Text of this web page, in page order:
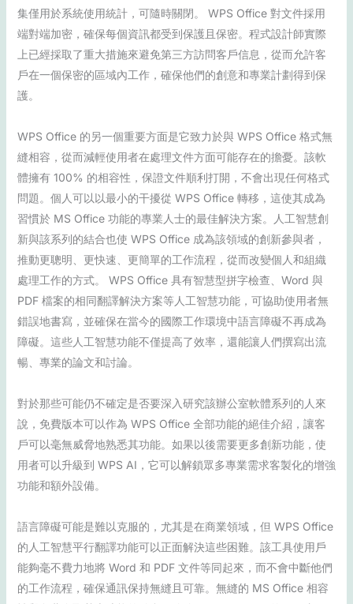
集僅用於系統使用統計，可隨時關閉。 WPS Office 對文件採用
端對端加密，確保每個資訊都受到保護且保密。程式設計師實際
上已經採取了重大措施來避免第三方訪問客戶信息，從而允許客
戶在一個保密的區域內工作，確保他們的創意和專業計劃得到保
護。
WPS Office 的另一個重要方面是它致力於與 WPS Office 格式無
縫相容，從而減輕使用者在處理文件方面可能存在的擔憂。該軟
體擁有 100% 的相容性，保證文件順利打開，不會出現任何格式
問題。個人可以以最小的干擾從 WPS Office 轉移，這使其成為
習慣於 MS Office 功能的專業人士的最佳解決方案。人工智慧創
新與該系列的結合也使 WPS Office 成為該領域的創新參與者，
推動更聰明、更快速、更簡單的工作流程，從而改變個人和組織
處理工作的方式。 WPS Office 具有智慧型拼字檢查、Word 與
PDF 檔案的相同翻譯解決方案等人工智慧功能，可協助使用者無
錯誤地書寫，並確保在當今的國際工作環境中語言障礙不再成為
障礙。這些人工智慧功能不僅提高了效率，還能讓人們撰寫出流
暢、專業的論文和討論。
對於那些可能仍不確定是否要深入研究該辦公室軟體系列的人來
說，免費版本可以作為 WPS Office 全部功能的絕佳介紹，讓客
戶可以毫無威脅地熟悉其功能。如果以後需要更多創新功能，使
用者可以升級到 WPS AI，它可以解鎖眾多專業需求客製化的增強
功能和額外設備。
語言障礙可能是難以克服的，尤其是在商業領域，但 WPS Office
的人工智慧平行翻譯功能可以正面解決這些困難。該工具使用戶
能夠毫不費力地將 Word 和 PDF 文件等同起來，而不會中斷他們
的工作流程，確保通訊保持無縫且可靠。無縫的 MS Office 相容